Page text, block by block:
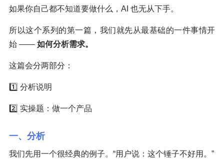
如果你自己都不知道要做什么，AI 也无从下手。
所以这个系列的第一篇，我们就先从最基础的一件事情开
始 —— 如何分析需求。
这篇会分两部分：
1️⃣ 分析说明
2️⃣ 实操题：做一个产品
一、分析
我们先用一个很经典的例子。“用户说：这个锤子不好用。”